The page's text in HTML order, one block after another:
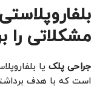
مشکلاتی را
جراحی پلک یا
است که با هدف